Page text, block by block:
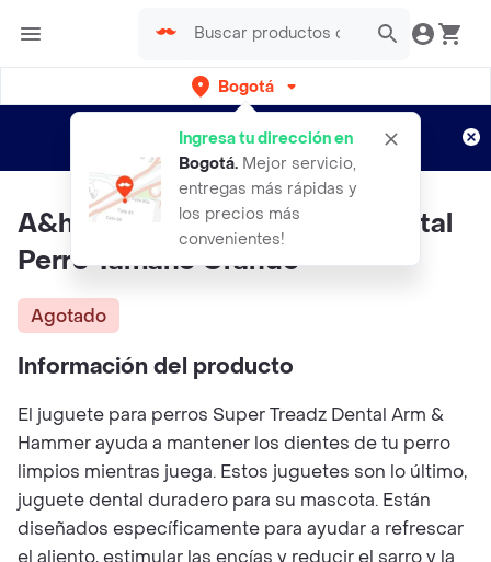
Bogotá
Ingresa tu dirección en
Bogotá. Mejor servicio,
entregas más rápidas y
los precios más
convenientes!
envíos gratis por semanas
Aplican TyC
A&h Treadz Gator Juguete Dental
Perro Tamaño Grande
Agotado
Información del producto
El juguete para perros Super Treadz Dental Arm &
Hammer ayuda a mantener los dientes de tu perro
limpios mientras juega. Estos juguetes son lo último,
juguete dental duradero para su mascota. Están
diseñados específicamente para ayudar a refrescar
el aliento, estimular las encías y reducir el sarro y la